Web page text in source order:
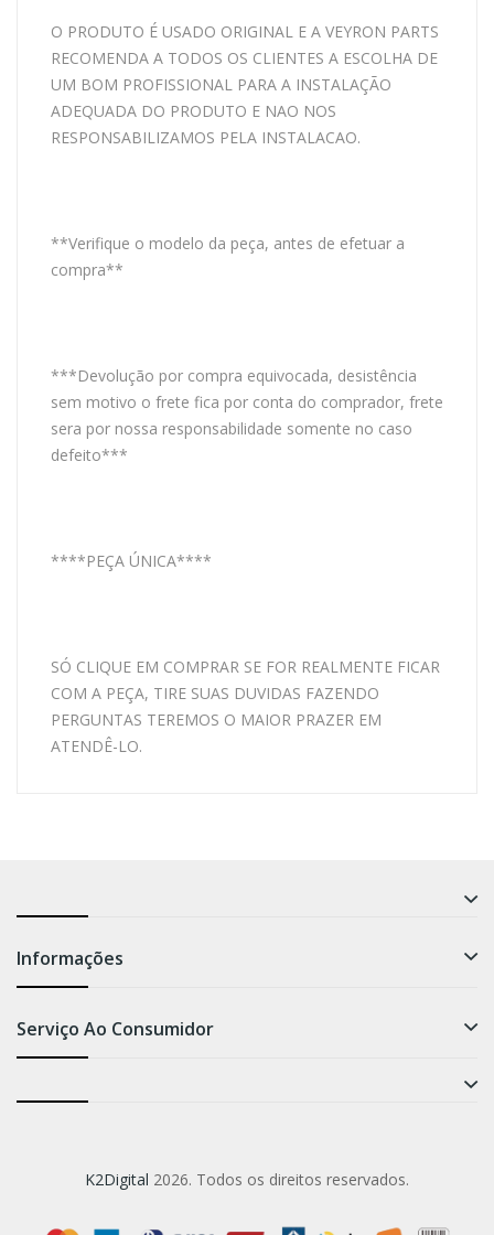
O PRODUTO É USADO ORIGINAL E A VEYRON PARTS
RECOMENDA A TODOS OS CLIENTES A ESCOLHA DE
UM BOM PROFISSIONAL PARA A INSTALAÇÃO
ADEQUADA DO PRODUTO E NAO NOS
RESPONSABILIZAMOS PELA INSTALACAO.
**Verifique o modelo da peça, antes de efetuar a
compra**
***Devolução por compra equivocada, desistência
sem motivo o frete fica por conta do comprador, frete
sera por nossa responsabilidade somente no caso
defeito***
****PEÇA ÚNICA****
SÓ CLIQUE EM COMPRAR SE FOR REALMENTE FICAR
COM A PEÇA, TIRE SUAS DUVIDAS FAZENDO
PERGUNTAS TEREMOS O MAIOR PRAZER EM
ATENDÊ-LO.
Informações
Serviço Ao Consumidor
K2Digital 2026. Todos os direitos reservados.